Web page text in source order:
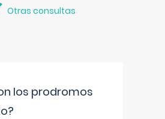
Otras consultas
los prodromos